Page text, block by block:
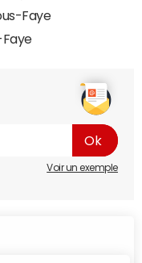
Faye
Faye
Voir un exemple